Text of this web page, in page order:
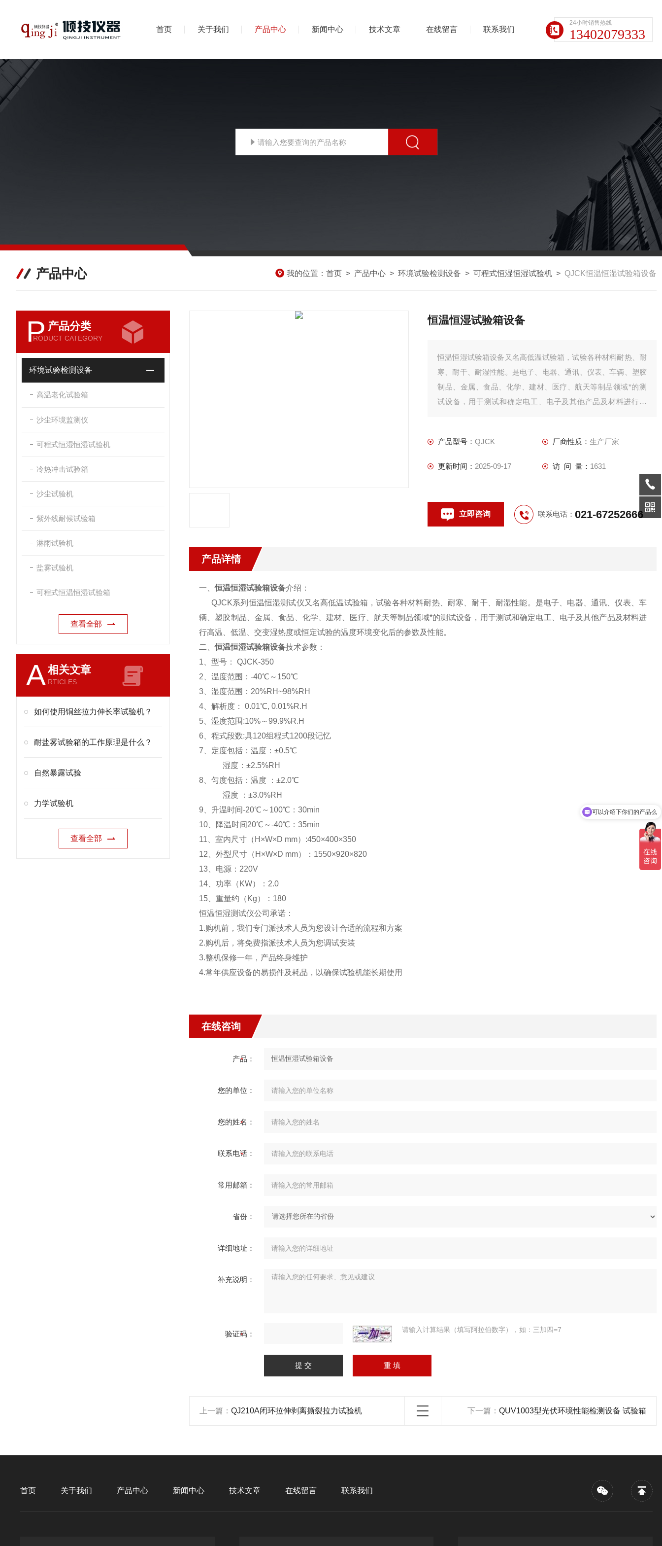
首页 关于我们 产品中心 新闻中心 技术文章 在线留言 联系我们
24小时销售热线
13402079333
产品中心 我的位置： 首页 > 产品中心 > 环境试验检测设备 > 可程式恒湿恒湿试验机 > QJCK恒温恒湿试验箱设备
P 产品分类
RODUCT CATEGORY
环境试验检测设备
高温老化试验箱
沙尘环境监测仪
可程式恒湿恒湿试验机
冷热冲击试验箱
沙尘试验机
紫外线耐候试验箱
淋雨试验机
盐雾试验机
可程式恒温恒湿试验箱
查看全部
A相关文章
RTICLES
如何使用铜丝拉力伸长率试验机？
耐盐雾试验箱的工作原理是什么？
自然暴露试验
力学试验机
查看全部
恒温恒湿试验箱设备
恒温恒湿试验箱设备又名高低温试验箱，试验各种材料耐热、耐
寒、耐干、耐湿性能。是电子、电器、通讯、仪表、车辆、塑胶
制品、金属、食品、化学、建材、医疗、航天等制品领域*的测
试设备，用于测试和确定电工、电子及其他产品及材料进行高
产品型号： QJCK 厂商性质： 生产厂家
更新时间： 2025-09-17 访 问 量： 1631
立即咨询 联系电话： 021-67252666
产品详情
一、恒温恒湿试验箱设备介绍：
QJCK系列恒温恒湿测试仪又名高低温试验箱，试验各种材料耐热、耐寒、耐干、耐湿性能。是电子、电器、通讯、仪表、车
辆、塑胶制品、金属、食品、化学、建材、医疗、航天等制品领域*的测试设备，用于测试和确定电工、电子及其他产品及材料进
行高温、低温、交变湿热度或恒定试验的温度环境变化后的参数及性能。
二、恒温恒湿试验箱设备技术参数：
1、型号： QJCK-350
2、温度范围：-40℃～150℃
3、湿度范围：20%RH~98%RH
4、解析度： 0.01℃, 0.01%R.H
5、湿度范围:10%～99.9%R.H
6、程式段数:具120组程式1200段记忆
7、定度包括：温度：±0.5℃
湿度：±2.5%RH
8、匀度包括：温度 ：±2.0℃
湿度 ：±3.0%RH
9、升温时间-20℃～100℃：30min
10、降温时间20℃～-40℃：35min
11、室内尺寸（H×W×D mm）:450×400×350
12、外型尺寸（H×W×D mm）：1550×920×820
13、电源：220V
14、功率（KW）：2.0
15、重量约（Kg）：180
恒温恒湿测试仪公司承诺：
1.购机前，我们专门派技术人员为您设计合适的流程和方案
2.购机后，将免费指派技术人员为您调试安装
3.整机保修一年，产品终身维护
4.常年供应设备的易损件及耗品，以确保试验机能长期使用
在线咨询
产品：
您的单位：
您的姓名：
联系电话：
常用邮箱：
省份：
详细地址：
补充说明：
验证码： 请输入计算结果（填写阿拉伯数字），如：三加四=7
上一篇： QJ210A闭环拉伸剥离撕裂拉力试验机 下一篇： QUV1003型光伏环境性能检测设备 试验箱
首页 关于我们 产品中心 新闻中心 技术文章 在线留言 联系我们
可以介绍下你们的产品么